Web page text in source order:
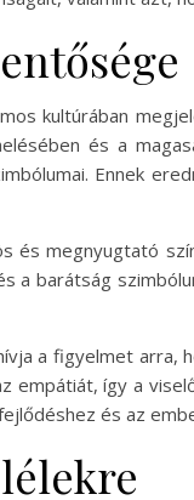
kultúrában
és a
Ennek
és megnyugtató
a barátság
a figyelmet arra,
így a
és az